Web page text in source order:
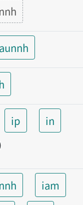
aunnh
ip
in
iam